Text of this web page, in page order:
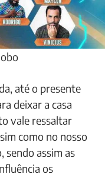
até o presente
deixar a casa
vale ressaltar
como no nosso
assim as
os